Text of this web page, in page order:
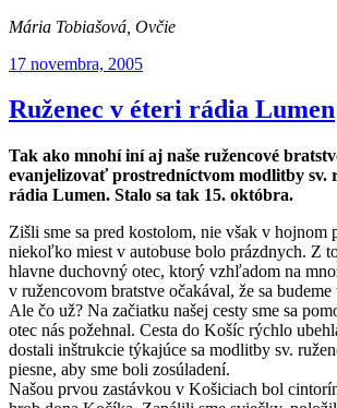
Mária Tobiašová, Ovčie
Publikované
17 novembra, 2005
Ruženec v éteri rádia Lumen
Tak ako mnohí iní aj naše ružencové
evanjelizovať prostredníctvom modlitby sv.
rádia Lumen. Stalo sa tak 15. októbra.
Zišli sme sa pred kostolom, nie však v hojnom
niekoľko miest v autobuse bolo prázdnych. Z
hlavne duchovný otec, ktorý vzhľadom na
v ružencovom bratstve očakával, že sa
Ale čo už? Na začiatku našej cesty sme sa
otec nás požehnal. Cesta do Košíc rýchlo
dostali inštrukcie týkajúce sa modlitby sv.
piesne, aby sme boli zosúladení.
Našou prvou zastávkou v Košiciach bol